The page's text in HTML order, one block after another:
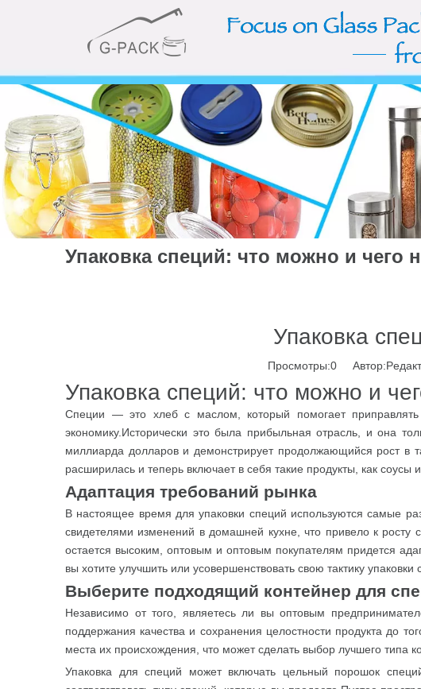
Упаковка специй: что можно и чего
Упаковка
Просмотры:0
Упаковка специй: что можно и
Специи — это хлеб с маслом, который помогает
экономику.Исторически это была прибыльная отрасль, и она
миллиарда долларов и демонстрирует продолжающийся рост в
расширилась и теперь включает в себя такие продукты, как
Адаптация требований рынка
В настоящее время для упаковки специй используются самые
свидетелями изменений в домашней кухне, что привело к росту
остается высоким, оптовым и оптовым покупателям придется
вы хотите улучшить или усовершенствовать свою тактику
Выберите подходящий контейнер для
Независимо от того, являетесь ли вы оптовым
поддержания качества и сохранения целостности продукта до
места их происхождения, что может сделать выбор лучшего типа
Упаковка для специй может включать цельный порошок